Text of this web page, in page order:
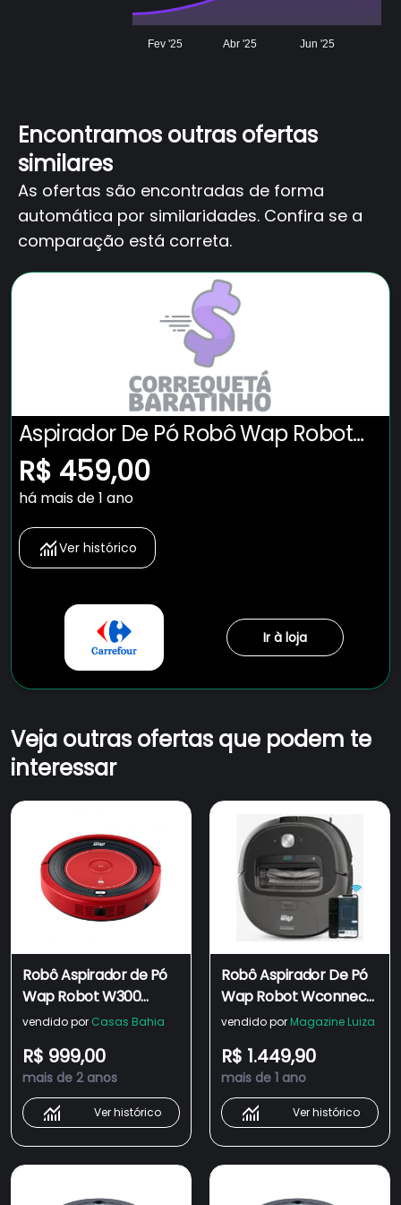
Fev '25 Abr '25 Jun '25
Encontramos outras ofertas
similares
As ofertas são encontradas de forma
automática por similaridades. Confira se a
comparação está correta.
Aspirador De Pó Robô Wap Robot
W95 30w
R$ 459,00
há mais de 1 ano
Ver histórico
Ir à loja
Veja outras ofertas que podem te
interessar
Robô Aspirador de Pó
Wap Robot W300
Controle Remoto e
Vermelho Bivolt a
Bateria
vendido por Casas Bahia
R$ 999,00
mais de 2 anos
Ver histórico
Robô Aspirador De Pó
Wap Robot Wconnect
Wifi Alexa E Google
vendido por Magazine Luiza
R$ 1.449,90
mais de 1 ano
Ver histórico